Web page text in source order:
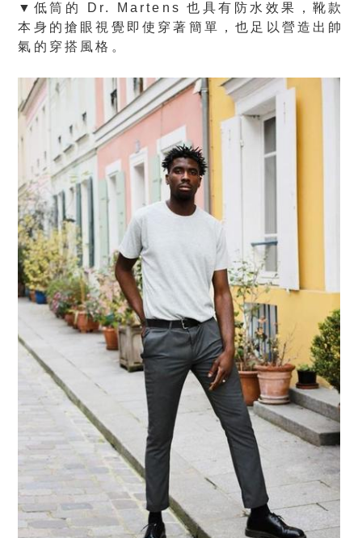
▼低筒的 Dr. Martens 也具有防水效果，靴款
本身的搶眼視覺即使穿著簡單，也足以營造出帥
氣的穿搭風格。